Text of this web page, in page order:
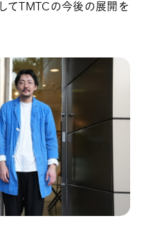
てTMTCの今後の展開を